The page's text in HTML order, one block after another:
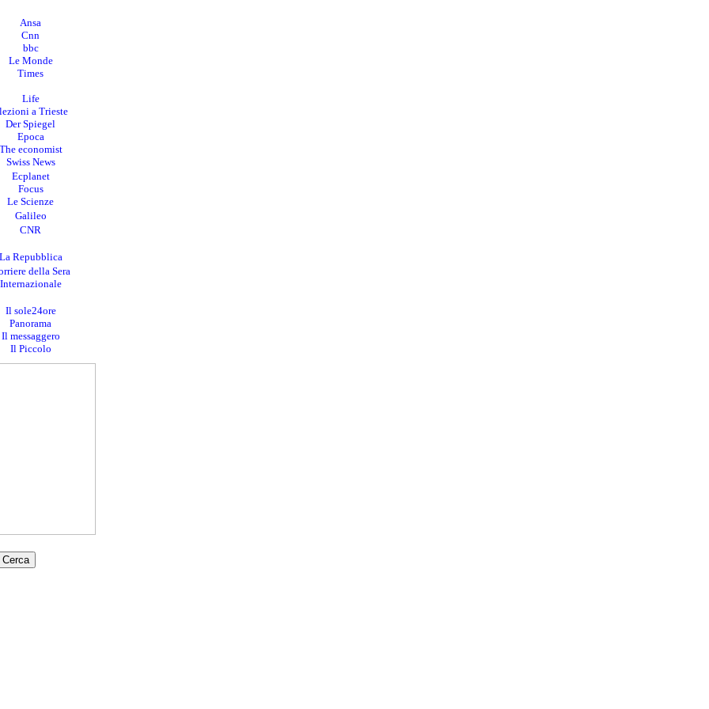
Ansa
Cnn
bbc
Le Monde
Times
Life
a Trieste
Der Spiegel
Epoca
economist
Swiss News
Ecplanet
Focus
Le Scienze
Galileo
CNR
Repubblica
della Sera
Internazionale
Il sole24ore
Panorama
Il messaggero
Il Piccolo